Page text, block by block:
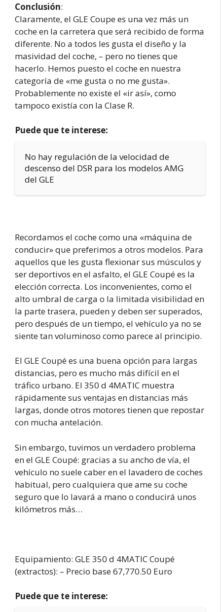
Conclusión:
Claramente, el GLE Coupe es una vez más un
coche en la carretera que será recibido de forma
diferente. No a todos les gusta el diseño y la
masividad del coche, – pero no tienes que
hacerlo. Hemos puesto el coche en nuestra
categoría de «me gusta o no me gusta».
Probablemente no existe el «ir así», como
tampoco existía con la Clase R.
Puede que te interese:
No hay regulación de la velocidad de
descenso del DSR para los modelos AMG
del GLE
Recordamos el coche como una «máquina de
conducir» que preferimos a otros modelos. Para
aquellos que les gusta flexionar sus músculos y
ser deportivos en el asfalto, el GLE Coupé es la
elección correcta. Los inconvenientes, como el
alto umbral de carga o la limitada visibilidad en
la parte trasera, pueden y deben ser superados,
pero después de un tiempo, el vehículo ya no se
siente tan voluminoso como parece al principio.
El GLE Coupé es una buena opción para largas
distancias, pero es mucho más difícil en el
tráfico urbano. El 350 d 4MATIC muestra
rápidamente sus ventajas en distancias más
largas, donde otros motores tienen que repostar
con mucha antelación.
Sin embargo, tuvimos un verdadero problema
en el GLE Coupé: gracias a su ancho de vía, el
vehículo no suele caber en el lavadero de coches
habitual, pero cualquiera que ame su coche
seguro que lo lavará a mano o conducirá unos
kilómetros más…
Equipamiento: GLE 350 d 4MATIC Coupé
(extractos): – Precio base 67,770.50 Euro
Puede que te interese: